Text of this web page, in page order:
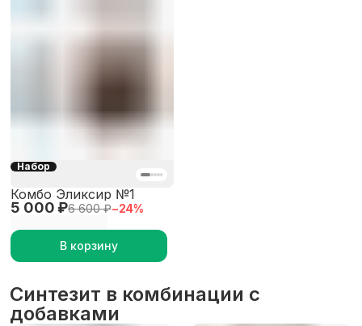
Набор
5 000 ₽6 600 ₽−24%
Комбо Эликсир №1
В корзину
Синтезит в комбинации с
добавками